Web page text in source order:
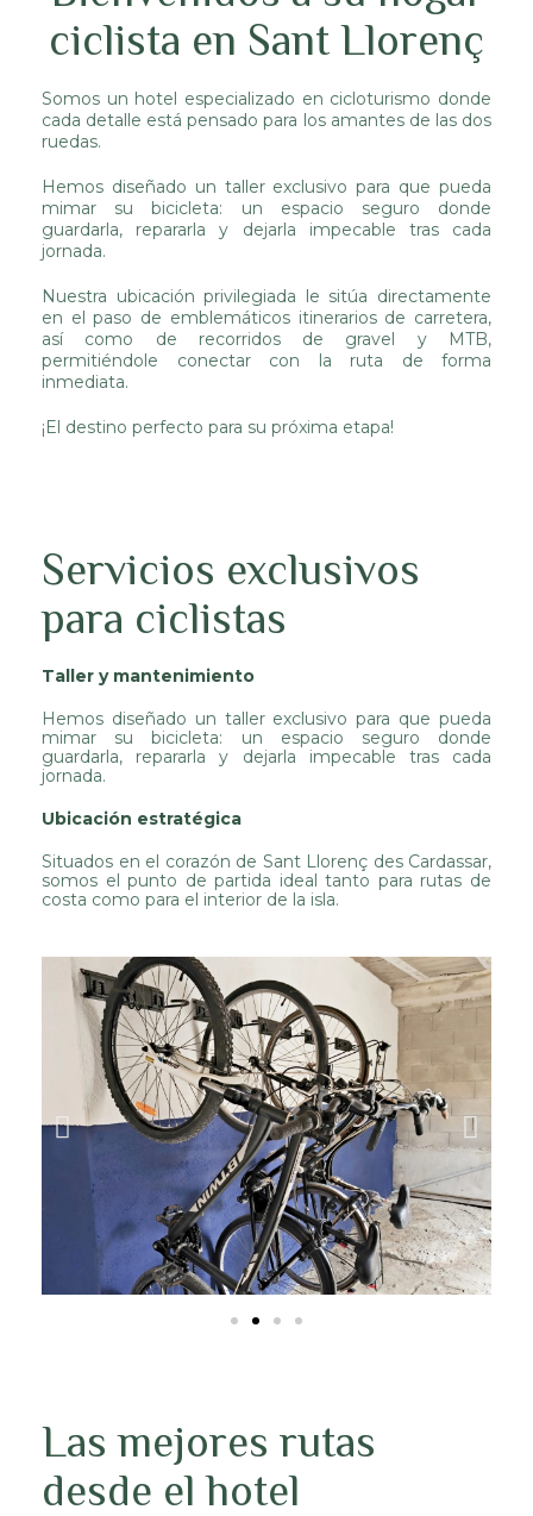
ciclista en Sant Llorenç
Somos un hotel especializado en cicloturismo donde
cada detalle está pensado para los amantes de las dos
ruedas.
Hemos diseñado un taller exclusivo para que pueda
mimar su bicicleta: un espacio seguro donde
guardarla, repararla y dejarla impecable tras cada
jornada.
Nuestra ubicación privilegiada le sitúa directamente
en el paso de emblemáticos itinerarios de carretera,
así como de recorridos de gravel y MTB,
permitiéndole conectar con la ruta de forma
inmediata.
¡El destino perfecto para su próxima etapa!
Servicios exclusivos
para ciclistas
Taller y mantenimiento
Hemos diseñado un taller exclusivo para que pueda
mimar su bicicleta: un espacio seguro donde
guardarla, repararla y dejarla impecable tras cada
jornada.
Ubicación estratégica
Situados en el corazón de Sant Llorenç des Cardassar,
somos el punto de partida ideal tanto para rutas de
costa como para el interior de la isla.
Las mejores rutas
desde el hotel